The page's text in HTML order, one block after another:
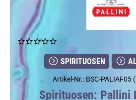
SPIRITUOSEN
Artikel-Nr.: BSC-PALIAF05
Spirituosen: Pallini